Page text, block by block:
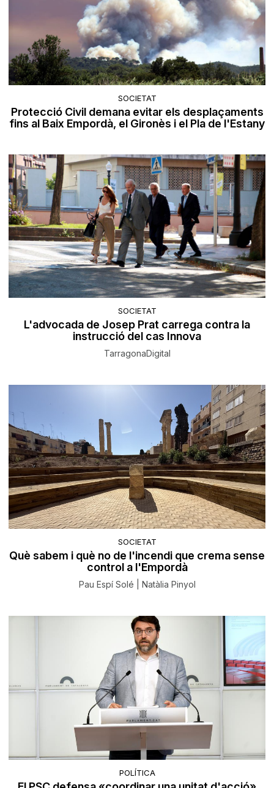
SOCIETAT
Protecció Civil demana evitar els desplaçaments
fins al Baix Empordà, el Gironès i el Pla de l'Estany
SOCIETAT
L'advocada de Josep Prat carrega contra la
instrucció del cas Innova
TarragonaDigital
SOCIETAT
Què sabem i què no de l'incendi que crema sense
control a l'Empordà
Pau Espí Solé | Natàlia Pinyol
POLÍTICA